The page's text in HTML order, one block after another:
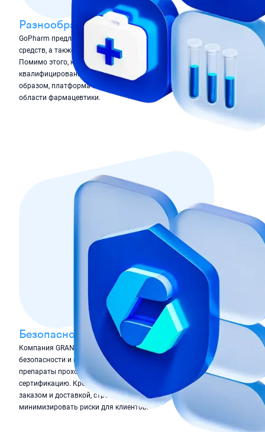
Разнообразие выбора
GoPharm предлагает широкий ассортимент лекарственных
средств, а также другие товары для здоровья и красоты.
Помимо этого, клиенты могут получить консультацию
квалифицированных фармацевтов и врачей. Таким
образом, платформа обеспечивает полный цикл услуг в
области фармацевтики.
Безопасность и надёжность
Компания GRANDPHARM уделяет особое внимание
безопасности и надёжности своих услуг. Все лекарственные
препараты проходят необходимые проверки и
сертификацию. Кроме того, все процессы, связанные с
заказом и доставкой, строго контролируются, чтобы
минимизировать риски для клиентов.